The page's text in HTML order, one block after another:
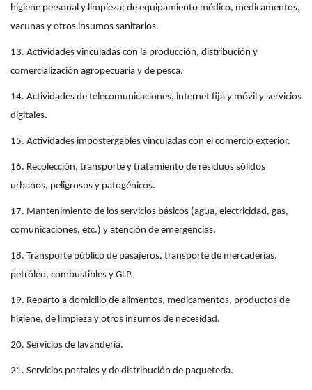
higiene personal y limpieza; de equipamiento médico, medicamentos,
vacunas y otros insumos sanitarios.
13. Actividades vinculadas con la producción, distribución y
comercialización agropecuaria y de pesca.
14. Actividades de telecomunicaciones, internet fija y móvil y servicios
digitales.
15. Actividades impostergables vinculadas con el comercio exterior.
16. Recolección, transporte y tratamiento de residuos sólidos
urbanos, peligrosos y patogénicos.
17. Mantenimiento de los servicios básicos (agua, electricidad, gas,
comunicaciones, etc.) y atención de emergencias.
18. Transporte público de pasajeros, transporte de mercaderías,
petróleo, combustibles y GLP.
19. Reparto a domicilio de alimentos, medicamentos, productos de
higiene, de limpieza y otros insumos de necesidad.
20. Servicios de lavandería.
21. Servicios postales y de distribución de paquetería.